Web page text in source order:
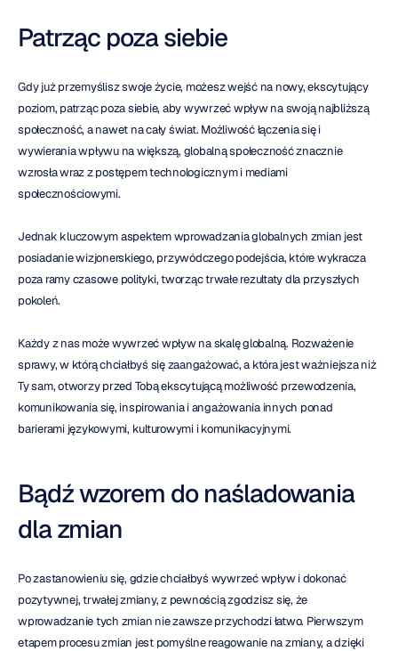
Patrząc poza siebie
Gdy już przemyślisz swoje życie, możesz wejść na nowy, ekscytujący
poziom, patrząc poza siebie, aby wywrzeć wpływ na swoją najbliższą
społeczność, a nawet na cały świat. Możliwość łączenia się i
wywierania wpływu na większą, globalną społeczność znacznie
wzrosła wraz z postępem technologicznym i mediami
społecznościowymi.
Jednak kluczowym aspektem wprowadzania globalnych zmian jest
posiadanie wizjonerskiego, przywódczego podejścia, które wykracza
poza ramy czasowe polityki, tworząc trwałe rezultaty dla przyszłych
pokoleń.
Każdy z nas może wywrzeć wpływ na skalę globalną. Rozważenie
sprawy, w którą chciałbyś się zaangażować, a która jest ważniejsza niż
Ty sam, otworzy przed Tobą ekscytującą możliwość przewodzenia,
komunikowania się, inspirowania i angażowania innych ponad
barierami językowymi, kulturowymi i komunikacyjnymi.
Bądź wzorem do naśladowania
dla zmian
Po zastanowieniu się, gdzie chciałbyś wywrzeć wpływ i dokonać
pozytywnej, trwałej zmiany, z pewnością zgodzisz się, że
wprowadzanie tych zmian nie zawsze przychodzi łatwo. Pierwszym
etapem procesu zmian jest pomyślne reagowanie na zmiany, a dzięki